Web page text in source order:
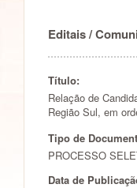
Editais /
Título:
Relação de
Região Sul, em
Tipo de
PROCESSO
Data de